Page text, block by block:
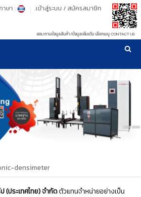
ทดสอบวัสดุ ! ยืน 1 เรื่องมาตรฐานการให้บริการ
เข้าสู่ระบบ / สมัครสมาชิก
าษา :
สอบถามข้อมูลสินค้า/ข้อมูลเพิ่มเติม เลือกเมนู CONTACT US
densimeter
(ประเทศไทย) จำกัดตัวแทนจำหน่ายอย่างเป็น